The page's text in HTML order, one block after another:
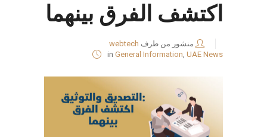
اكتشف الفرق بينهما
منشور من طرف webtech
in General Information UAE News